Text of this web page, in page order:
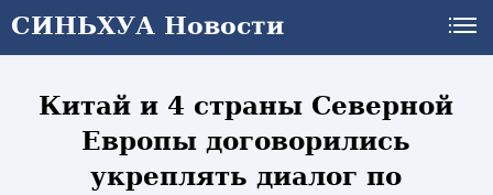
СИНЬХУА Новости
СИНЬХУА Новости
Китай и 4 страны Северной
Европы договорились
укреплять диалог по